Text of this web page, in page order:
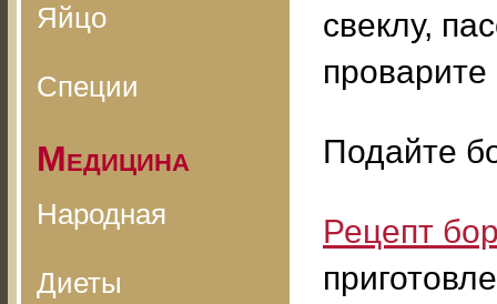
Яйцо
Специи
Медицина
Народная
Диеты
свеклу,
проварите
Подайте
Рецепт